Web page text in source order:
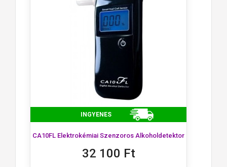
INGYENES
CA10FL Elektrokémiai Szenzoros Alkoholdetektor
32 100 Ft